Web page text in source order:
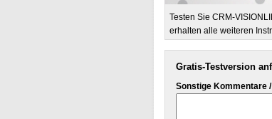
Testen Sie CRM-
erhalten alle weiteren
Gratis-Testversion
Sonstige Kommentare